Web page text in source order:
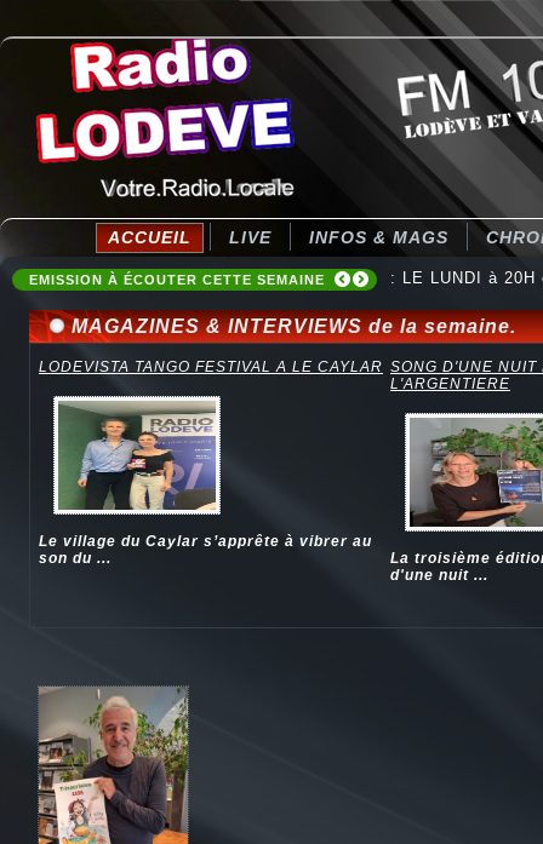
ACCUEIL LIVE INFOS & MAGS
EMISSION À ÉCOUTER CETTE SEMAINE : LE LUNDI à
MAGAZINES & INTERVIEWS de la semaine.
LODEVISTA TANGO FESTIVAL A LE CAYLAR
Le village du Caylar s’apprête à vibrer au
son du ...
SONG D'UNE NUIT
L'ARGENTIERE
La troisième
d'une nuit ...